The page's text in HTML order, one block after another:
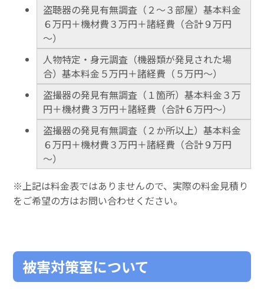
盗聴器の発見有無調査（２～３部屋）基本料金
６万円＋機材費３万円＋諸経費（合計９万円
～）
人物特定・身元調査（機器類が発見された場
合）基本料金５万円＋諸経費（５万円～）
盗撮器の発見有無調査（１箇所）基本料金３万
円＋機材費３万円＋諸経費（合計６万円～）
盗撮器の発見有無調査（２か所以上）基本料金
６万円＋機材費３万円＋諸経費（合計９万円
～）
※上記は料金表ではありませんので、実際の料金見積り
をご希望の方はお問い合わせください。
被害対策室について